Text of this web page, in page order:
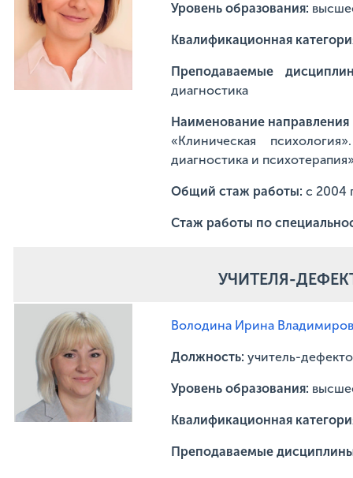
Уровень образования:
Квалификационная
Преподаваемые
диагностика
Наименование
«Клиническая
диагностика и
Общий стаж работы: с 2004
Стаж работы по
УЧИТЕЛЯ-
Володина Ирина
Должность: учитель-
Уровень образования:
Квалификационная
Преподаваемые